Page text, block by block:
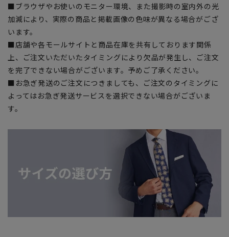
■ブラウザやお使いのモニター環境、また撮影時の室内外の光
加減により、実際の商品と掲載画像の色味が異なる場合がござ
います。
■店舗や各モールサイトと商品在庫を共有しております関係
上、ご注文いただいたタイミングにより欠品が発生し、ご注文
を完了できない場合がございます。予めご了承ください。
■お急ぎ発送のご注文につきましても、ご注文のタイミングに
よってはお急ぎ発送サービスを選択できない場合がございま
す。